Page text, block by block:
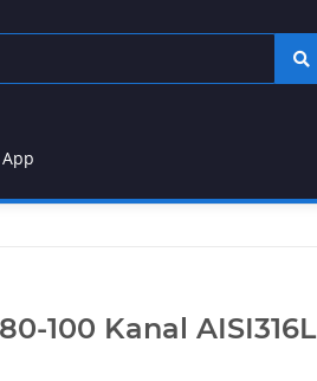
App
100 Kanal AISI316L